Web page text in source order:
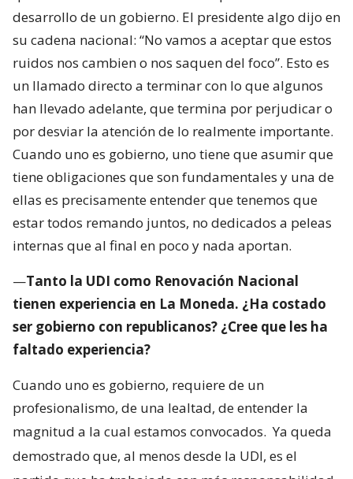
desarrollo de un gobierno. El presidente algo dijo en
su cadena nacional: “No vamos a aceptar que estos
ruidos nos cambien o nos saquen del foco”. Esto es
un llamado directo a terminar con lo que algunos
han llevado adelante, que termina por perjudicar o
por desviar la atención de lo realmente importante.
Cuando uno es gobierno, uno tiene que asumir que
tiene obligaciones que son fundamentales y una de
ellas es precisamente entender que tenemos que
estar todos remando juntos, no dedicados a peleas
internas que al final en poco y nada aportan.
—Tanto la UDI como Renovación Nacional
tienen experiencia en La Moneda. ¿Ha costado
ser gobierno con republicanos? ¿Cree que les ha
faltado experiencia?
Cuando uno es gobierno, requiere de un
profesionalismo, de una lealtad, de entender la
magnitud a la cual estamos convocados. Ya queda
demostrado que, al menos desde la UDI, es el